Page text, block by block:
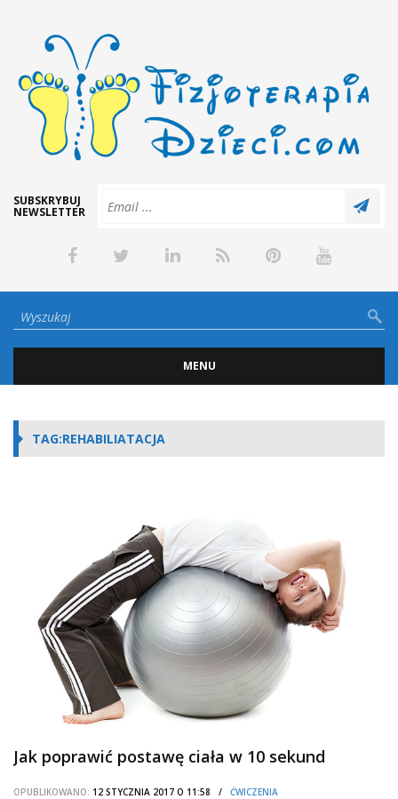
SUBSKRYBUJ
NEWSLETTER
MENU
TAG:REHABILIATACJA
Jak poprawić postawę ciała w 10 sekund
OPUBLIKOWANO: 12 STYCZNIA 2017 O 11:58 / ĆWICZENIA